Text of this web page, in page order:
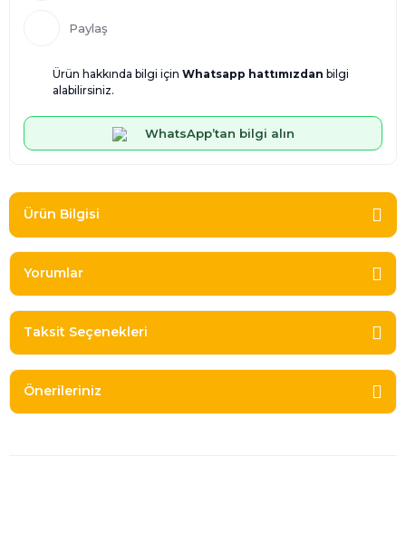
Paylaş
Ürün hakkında bilgi için Whatsapp hattımızdan bilgi
alabilirsiniz.
WhatsApp’tan bilgi alın
Ürün Bilgisi
Yorumlar
Taksit Seçenekleri
Önerileriniz